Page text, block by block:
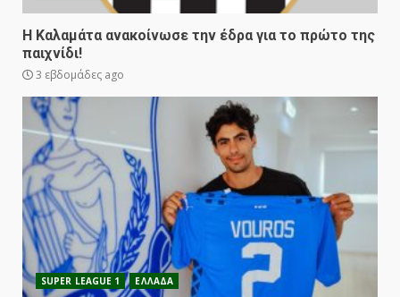
Η Καλαμάτα ανακοίνωσε την έδρα για το πρώτο της
παιχνίδι!
3 εβδομάδες ago
SUPER LEAGUE 1 ΕΛΛΑΔΑ